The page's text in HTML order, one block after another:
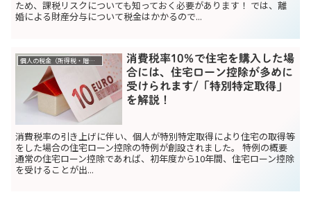
ため、課税リスクについても知っておく必要があります！ では、離
婚による財産分与について税金はかかるので...
個人の税金（所得税・贈与税）
消費税率10％で住宅を購入した場
合には、住宅ローン控除が多めに
受けられます/「特別特定取得」
を解説！
消費税率の引き上げに伴い、個人が特別特定取得により住宅の取得等
をした場合の住宅ローン控除の特例が創設されました。 特例の概要
通常の住宅ローン控除であれば、初年度から10年間、住宅ローン控除
を受けることが出...